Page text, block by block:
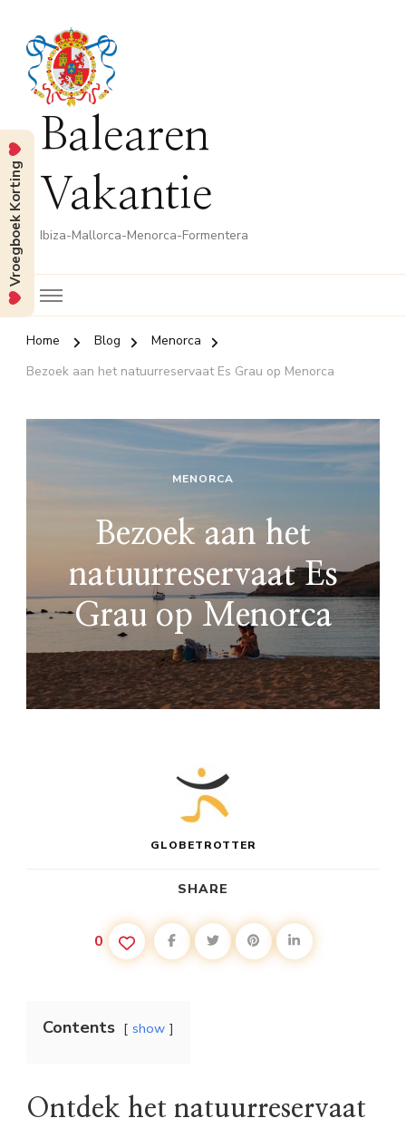
Balearen
Vakantie
Ibiza-Mallorca-Menorca-Formentera
Home Blog
Menorca
Bezoek aan het natuurreservaat Es Grau op Menorca
MENORCA
Bezoek aan het
natuurreservaat Es
Grau op Menorca
GLOBETROTTER
SHARE
0
Contents show
Ontdek het natuurreservaat
Vroegboek Korting